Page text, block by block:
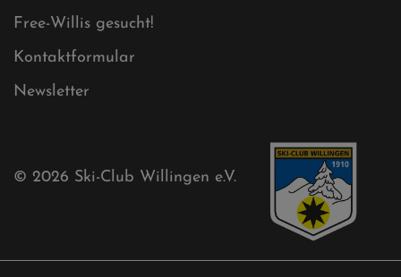
Free-Willis gesucht!
Kontaktformular
Newsletter
© 2026 Ski-Club Willingen e.V.